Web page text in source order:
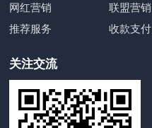
网红营销
联盟营销
推荐服务
收款支付
关注交流